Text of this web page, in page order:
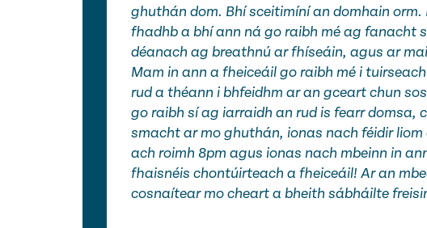
ghuthán dom. Bhí sceitimíní an domhain orm.
fhadhb a bhí ann ná go raibh mé ag fanacht
déanach ag breathnú ar fhíseáin, agus ar
Mam in ann a fheiceáil go raibh mé i
rud a théann i bhfeidhm ar an gceart chun
go raibh sí ag iarraidh an rud is fearr domsa,
smacht ar mo ghuthán, ionas nach féidir liom
ach roimh 8pm agus ionas nach mbeinn in
fhaisnéis chontúirteach a fheiceáil! Ar an
cosnaítear mo cheart a bheith sábháilte